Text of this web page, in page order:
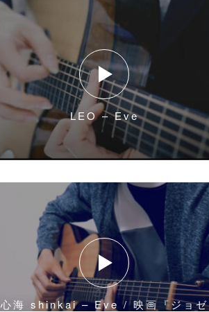
LEO – Eve
心海 shinkai – Eve / 映画『ジョゼ